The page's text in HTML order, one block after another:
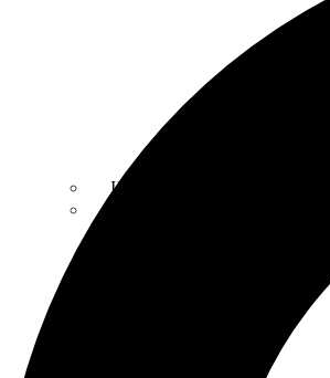
INSCRIPCIONES